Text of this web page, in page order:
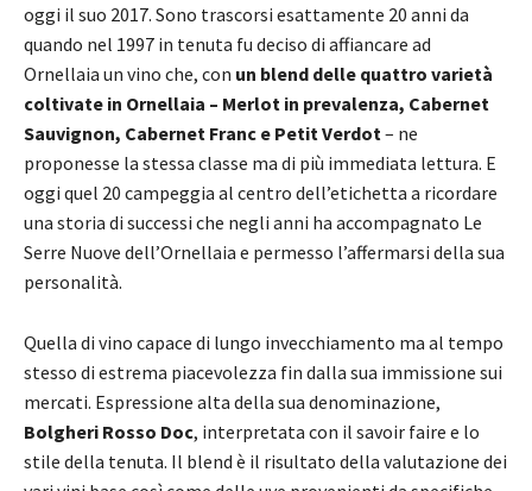
oggi il suo 2017. Sono trascorsi esattamente 20 anni da
quando nel 1997 in tenuta fu deciso di affiancare ad
Ornellaia un vino che, con un blend delle quattro varietà
coltivate in Ornellaia – Merlot in prevalenza, Cabernet
Sauvignon, Cabernet Franc e Petit Verdot – ne
proponesse la stessa classe ma di più immediata lettura. E
oggi quel 20 campeggia al centro dell’etichetta a ricordare
una storia di successi che negli anni ha accompagnato Le
Serre Nuove dell’Ornellaia e permesso l’affermarsi della sua
personalità.
Quella di vino capace di lungo invecchiamento ma al tempo
stesso di estrema piacevolezza fin dalla sua immissione sui
mercati. Espressione alta della sua denominazione,
Bolgheri Rosso Doc, interpretata con il savoir faire e lo
stile della tenuta. Il blend è il risultato della valutazione dei